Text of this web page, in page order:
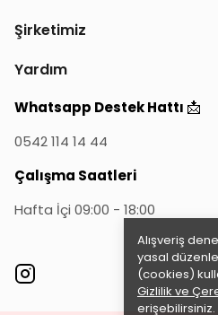
Alışveriş
yasal
(cookies)
Gizlilik ve
erişebilirsiniz.
Şirketimiz
Yardım
Whatsapp Destek Hattı 📩
0542 114 14 44
Çalışma Saatleri
Hafta İçi 09:00 - 18:00